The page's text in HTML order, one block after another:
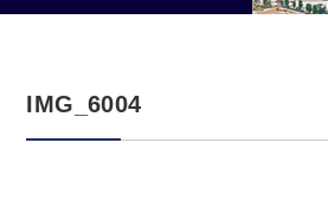
IMG_6004